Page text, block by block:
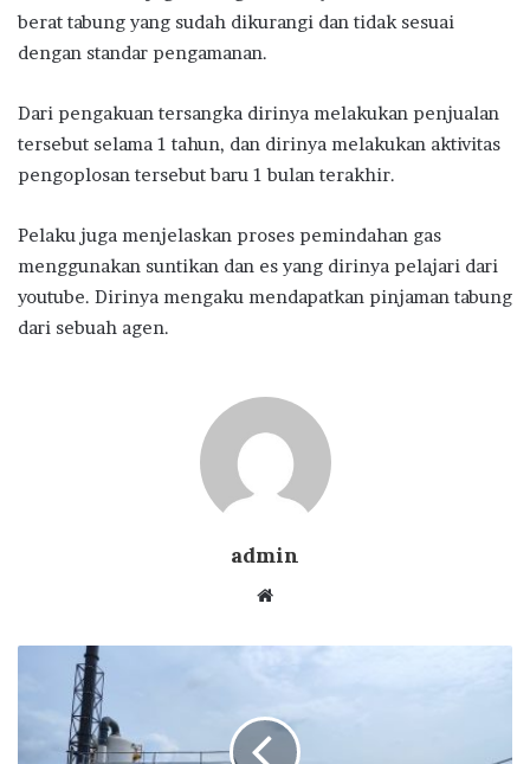
berat tabung yang sudah dikurangi dan tidak sesuai
dengan standar pengamanan.
Dari pengakuan tersangka dirinya melakukan penjualan
tersebut selama 1 tahun, dan dirinya melakukan aktivitas
pengoplosan tersebut baru 1 bulan terakhir.
Pelaku juga menjelaskan proses pemindahan gas
menggunakan suntikan dan es yang dirinya pelajari dari
youtube. Dirinya mengaku mendapatkan pinjaman tabung
dari sebuah agen.
admin
Website